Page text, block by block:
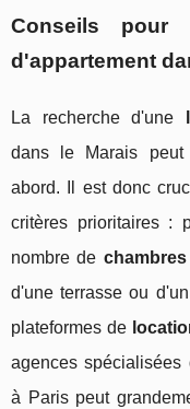
Conseils pour
d'appartement
La recherche d'une
dans le Marais peut
abord. Il est donc
critères prioritaires :
nombre de chambres
d'une terrasse ou
plateformes de
agences spécialisées
à Paris peut